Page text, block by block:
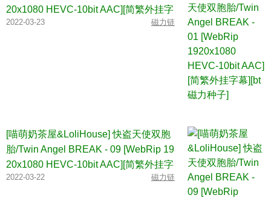
20x1080 HEVC-10bit AAC][简繁外挂字
幕][bt磁力种子]
2022-03-23 磁力链
[喵萌奶茶屋&LoliHouse] 快盗天使双胞
胎/Twin Angel BREAK - 09 [WebRip 19
20x1080 HEVC-10bit AAC][简繁外挂字
幕][bt磁力种子]
2022-03-22 磁力链